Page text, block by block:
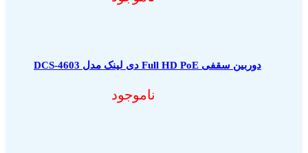
دوربین سقفی Full HD PoE دی لینک مدل DCS-4603
ناموجود